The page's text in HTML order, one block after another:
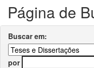
Página de
Buscar em:
por